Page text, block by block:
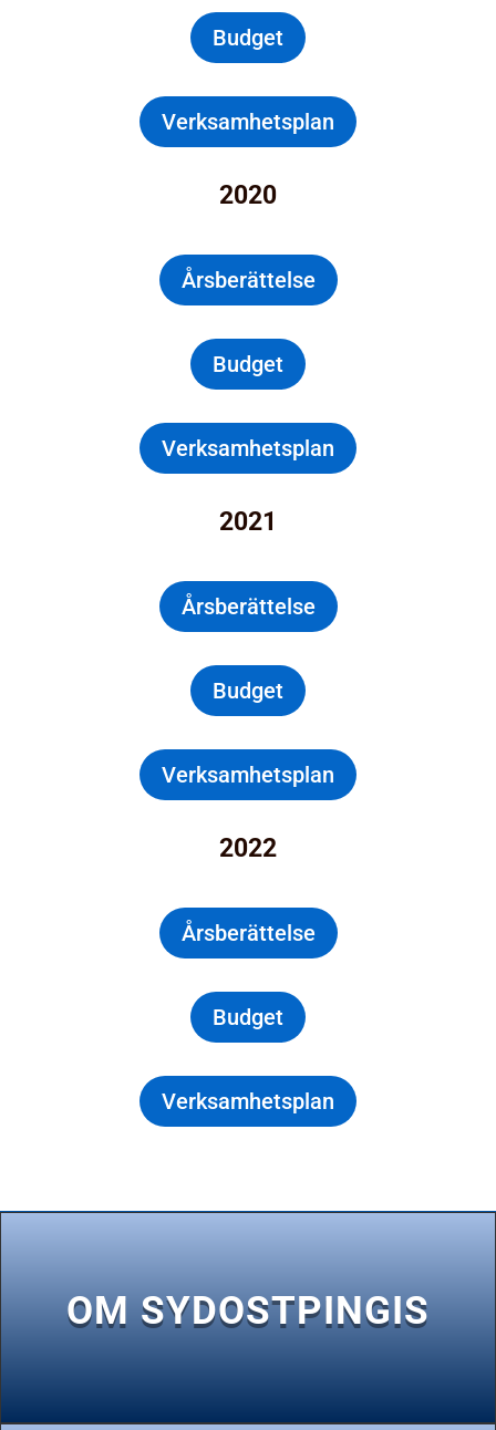
Budget
Verksamhetsplan
2020
Årsberättelse
Budget
Verksamhetsplan
2021
Årsberättelse
Budget
Verksamhetsplan
2022
Årsberättelse
Budget
Verksamhetsplan
OM SYDOSTPINGIS